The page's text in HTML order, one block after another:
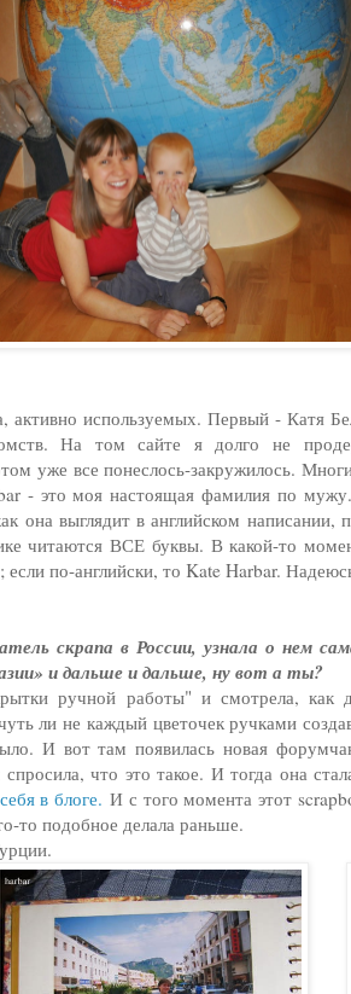
используемых. Первый - Катя
На том сайте я долго не
уже все понеслось-закружилось.
- это моя настоящая фамилия по
выглядит в английском написании,
читаются ВСЕ буквы. В какой-то
по-английски, то Kate Harbar.
скрапа в России, узнала о нем
и дальше и дальше, ну вот а ты?
ручной работы" и смотрела, как
ли не каждый цветочек ручками
И вот там появилась новая
что это такое. И тогда она
в блоге.И с того момента этот
то подобное делала раньше.